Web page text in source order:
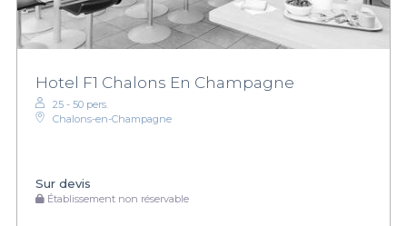
Hotel F1 Chalons En Champagne
25 - 50 pers.
Chalons-en-Champagne
Sur devis
Établissement non réservable